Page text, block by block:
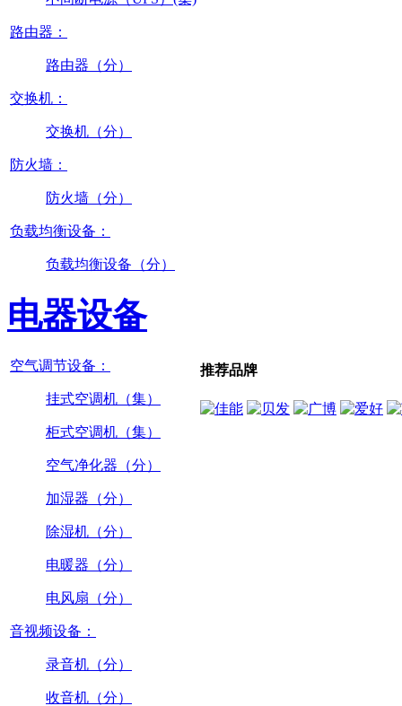
路由器：
路由器（分）
交换机：
交换机（分）
防火墙：
防火墙（分）
负载均衡设备：
负载均衡设备（分）
电器设备
空气调节设备：
挂式空调机（集）
柜式空调机（集）
空气净化器（分）
加湿器（分）
除湿机（分）
电暖器（分）
电风扇（分）
音视频设备：
录音机（分）
收音机（分）
推荐品牌